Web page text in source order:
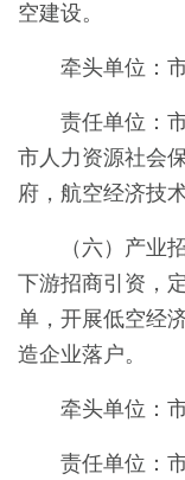
空建设。
牵头单位：
责任单位：
市人力资源社会
府，航空经济技
（六）产业
下游招商引资，
单，开展低空经
造企业落户。
牵头单位：
责任单位：